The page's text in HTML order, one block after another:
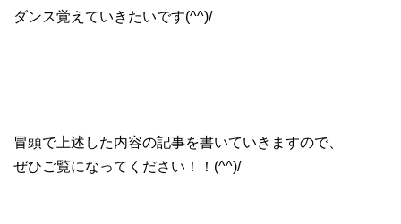
ダンス覚えていきたいです(^^)/
冒頭で上述した内容の記事を書いていきますので、
ぜひご覧になってください！！(^^)/